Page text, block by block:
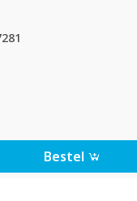
Bestel